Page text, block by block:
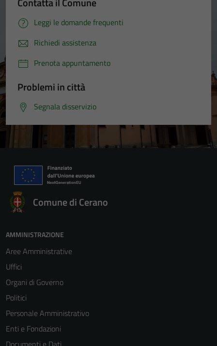
Leggi le domande frequenti
Richiedi assistenza
Prenota appuntamento
Problemi in città
Segnala disservizio
Comune di Cerano
AMMINISTRAZIONE
Aree Amministrative
Uffici
Organi di Governo
Politici
Personale Amministrativo
Enti e Fondazioni